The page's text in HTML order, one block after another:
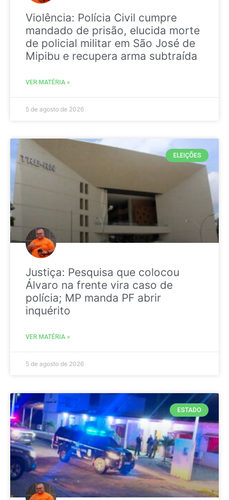
Violência: Polícia Civil cumpre
mandado de prisão, elucida morte
de policial militar em São José de
Mipibu e recupera arma subtraída
VER MATÉRIA »
5 de agosto de 2026
ELEIÇÕES
Justiça: Pesquisa que colocou
Álvaro na frente vira caso de
polícia; MP manda PF abrir
inquérito
VER MATÉRIA »
5 de agosto de 2026
ESTADO